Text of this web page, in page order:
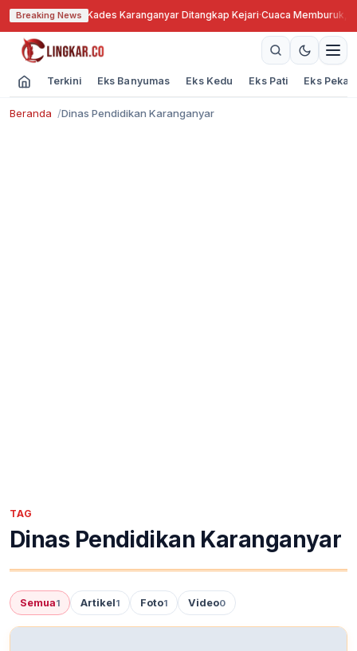
Breaking News
Bengkok, Kades Karanganyar Ditangkap Kejari·Cuaca Memburuk,
Terkini Eks Banyumas Eks Kedu Eks Pati Eks
Beranda Dinas Pendidikan Karanganyar
TAG
Dinas Pendidikan Karanganyar
Semua1 Artikel1 Foto1 Video0